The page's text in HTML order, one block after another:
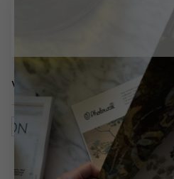
Verwandte Kategorien
Natur Blumen Tulpen